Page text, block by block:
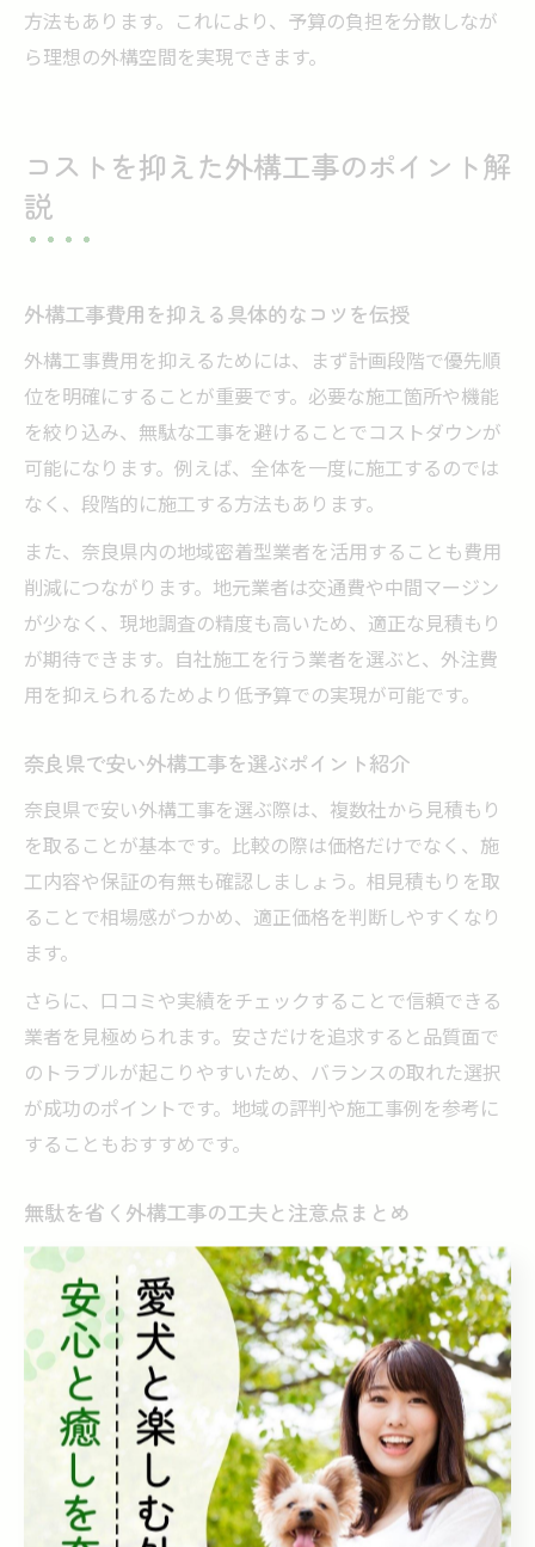
方法もあります。これにより、予算の負担を分散しなが
ら理想の外構空間を実現できます。
コストを抑えた外構工事のポイント解
説
外構工事費用を抑える具体的なコツを伝授
外構工事費用を抑えるためには、まず計画段階で優先順
位を明確にすることが重要です。必要な施工箇所や機能
を絞り込み、無駄な工事を避けることでコストダウンが
可能になります。例えば、全体を一度に施工するのでは
なく、段階的に施工する方法もあります。
また、奈良県内の地域密着型業者を活用することも費用
削減につながります。地元業者は交通費や中間マージン
が少なく、現地調査の精度も高いため、適正な見積もり
が期待できます。自社施工を行う業者を選ぶと、外注費
用を抑えられるためより低予算での実現が可能です。
奈良県で安い外構工事を選ぶポイント紹介
奈良県で安い外構工事を選ぶ際は、複数社から見積もり
を取ることが基本です。比較の際は価格だけでなく、施
工内容や保証の有無も確認しましょう。相見積もりを取
ることで相場感がつかめ、適正価格を判断しやすくなり
ます。
さらに、口コミや実績をチェックすることで信頼できる
業者を見極められます。安さだけを追求すると品質面で
のトラブルが起こりやすいため、バランスの取れた選択
が成功のポイントです。地域の評判や施工事例を参考に
することもおすすめです。
無駄を省く外構工事の工夫と注意点まとめ
外構工事で無駄を省くには、設計段階での綿密な打ち合
わせが欠かせません。希望や生活スタイルを正確に伝
え、不要な設備や過剰な装飾を避けることでコストを抑
えられます。例えば、植栽の種類や数を見直すだけでも
費用削減につながります。
また、施工時の注意点として、追加工事や仕様変更は費
用増加の原因になるため、事前にしっかり確認すること
が重要です。無理のない予算設定と業者との密なコミュ